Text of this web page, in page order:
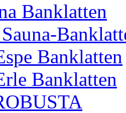
Banklatten
Banklatten
Banklatten